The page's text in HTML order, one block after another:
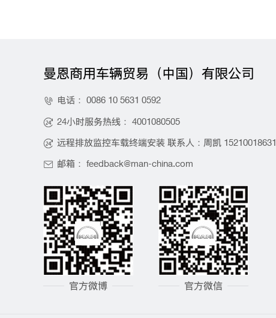
曼恩商用车辆贸易（中国）有限公司
 电话： 0086 10 5631 0592
 24小时服务热线： 4001080505
 远程排放监控车载终端安装 联系人：周凯 15210018631
 邮箱： feedback@man-china.com
官方微博 官方微信